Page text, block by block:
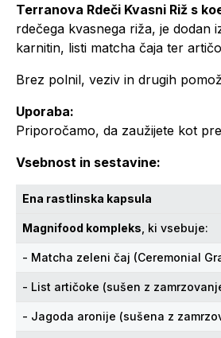
Terranova Rdeči Kvasni Riž s
rdečega kvasnega riža, je
karnitin, listi matcha čaja ter
Brez polnil, veziv in drugih
Uporaba:
Priporočamo, da zaužijete kot
Vsebnost in sestavine:
Ena rastlinska kapsula
Magnifood kompleks , ki vsebuje:
- Matcha zeleni čaj (Ceremonial
- List artičoke (sušen z
- Jagoda aronije (sušena z